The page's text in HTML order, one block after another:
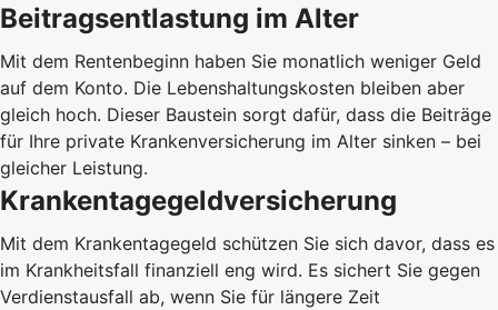
Beitragsentlastung im Alter
Mit dem Rentenbeginn haben Sie monatlich weniger Geld
auf dem Konto. Die Lebenshaltungskosten bleiben aber
gleich hoch. Dieser Baustein sorgt dafür, dass die Beiträge
für Ihre private Krankenversicherung im Alter sinken – bei
gleicher Leistung.
Krankentagegeldversicherung
Mit dem Krankentagegeld schützen Sie sich davor, dass es
im Krankheitsfall finanziell eng wird. Es sichert Sie gegen
Verdienstausfall ab, wenn Sie für längere Zeit